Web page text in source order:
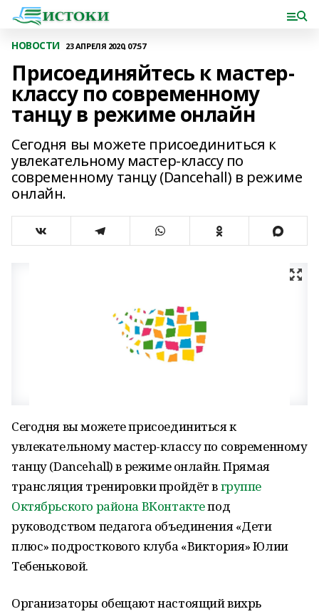
НОВОСТИ 23 АПРЕЛЯ 2020, 07:57
Присоединяйтесь к мастер-
классу по современному
танцу в режиме онлайн
Сегодня вы можете присоединиться к
увлекательному мастер-классу по
современному танцу (Dancehall) в режиме
онлайн.
Сегодня вы можете присоединиться к
увлекательному мастер-классу по современному
танцу (Dancehall) в режиме онлайн. Прямая
трансляция тренировки пройдёт вгруппе
Октябрьского района ВКонтактепод
руководством педагога объединения «Дети
плюс» подросткового клуба «Виктория» Юлии
Тебеньковой.
Организаторы обещают настоящий вихрь